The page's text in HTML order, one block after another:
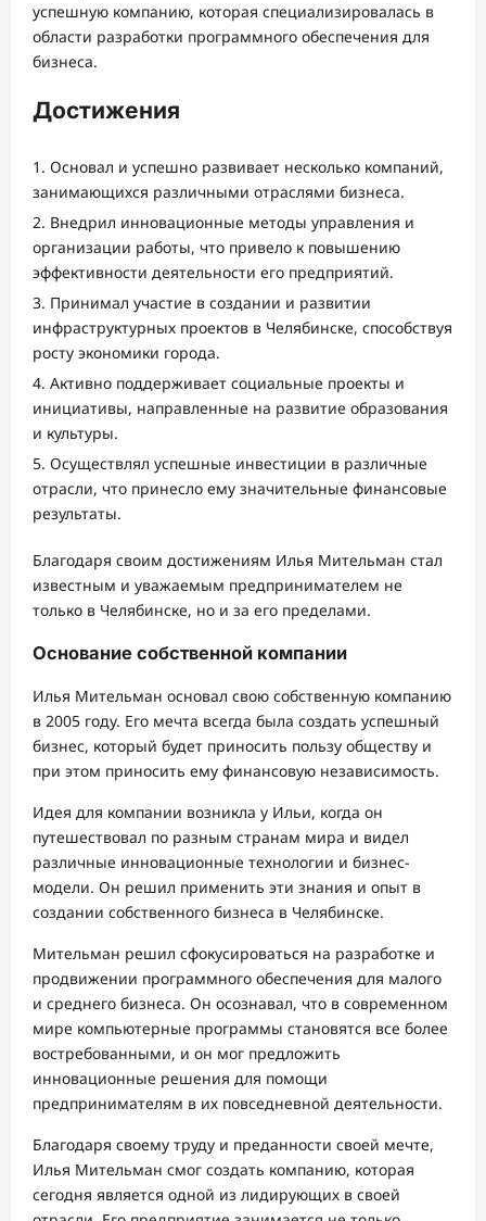
успешную компанию, которая специализировалась в
области разработки программного обеспечения для
бизнеса.
Достижения
Основал и успешно развивает несколько компаний,
занимающихся различными отраслями бизнеса.
Внедрил инновационные методы управления и
организации работы, что привело к повышению
эффективности деятельности его предприятий.
Принимал участие в создании и развитии
инфраструктурных проектов в Челябинске, способствуя
росту экономики города.
Активно поддерживает социальные проекты и
инициативы, направленные на развитие образования
и культуры.
Осуществлял успешные инвестиции в различные
отрасли, что принесло ему значительные финансовые
результаты.
Благодаря своим достижениям Илья Мительман стал
известным и уважаемым предпринимателем не
только в Челябинске, но и за его пределами.
Основание собственной компании
Илья Мительман основал свою собственную компанию
в 2005 году. Его мечта всегда была создать успешный
бизнес, который будет приносить пользу обществу и
при этом приносить ему финансовую независимость.
Идея для компании возникла у Ильи, когда он
путешествовал по разным странам мира и видел
различные инновационные технологии и бизнес-
модели. Он решил применить эти знания и опыт в
создании собственного бизнеса в Челябинске.
Мительман решил сфокусироваться на разработке и
продвижении программного обеспечения для малого
и среднего бизнеса. Он осознавал, что в современном
мире компьютерные программы становятся все более
востребованными, и он мог предложить
инновационные решения для помощи
предпринимателям в их повседневной деятельности.
Благодаря своему труду и преданности своей мечте,
Илья Мительман смог создать компанию, которая
сегодня является одной из лидирующих в своей